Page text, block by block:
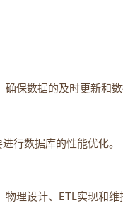
确保数据的及时更新和
行数据库的性能优化。
物理设计、ETL实现和维